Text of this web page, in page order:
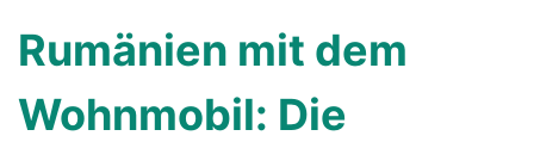
Rumänien mit dem
Wohnmobil: Die